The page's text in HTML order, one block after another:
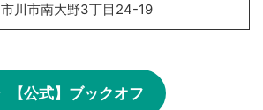
市川市南大野3丁目24-19
【公式】ブックオフ